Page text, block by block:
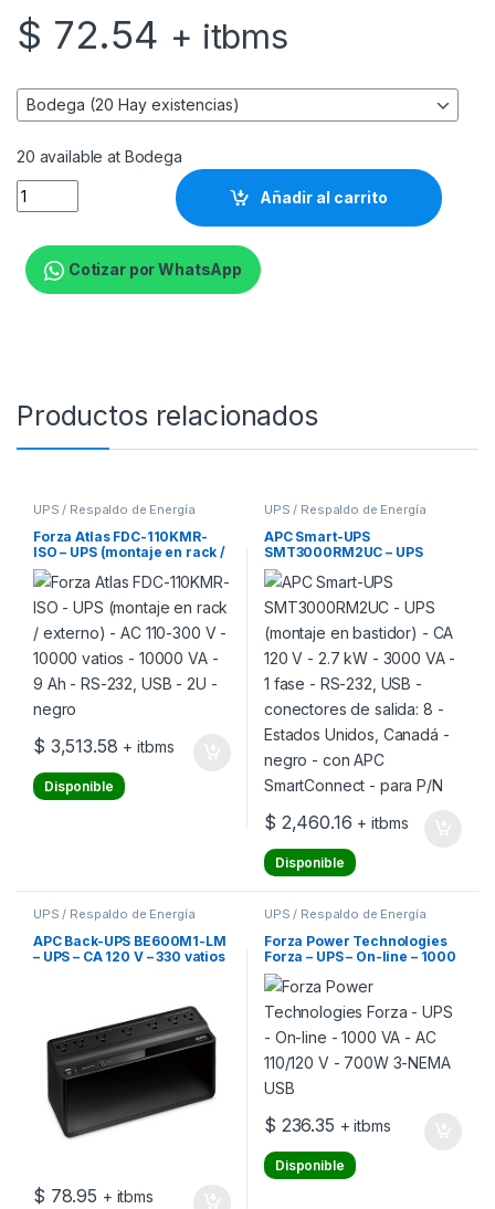
$ 72.54 + itbms
20 available at Bodega
Forza - UPS - Line interactive - 500 Watt - 1000 VA - 120 V -
Añadir al carrito
Cotizar por WhatsApp
Productos relacionados
UPS / Respaldo de Energía
Forza Atlas FDC-110KMR-
ISO – UPS (montaje en rack /
externo) – AC 110-300 V –
10000 vatios – 10000 VA – 9
Ah – RS-232, USB – 2U –
negro
$ 3,513.58 + itbms
Disponible
UPS / Respaldo de Energía
APC Smart-UPS
SMT3000RM2UC – UPS
(montaje en bastidor) – CA
120 V – 2.7 kW – 3000 VA – 1
fase – RS-232, USB –
conectores de salida: 8 –
Estados Unidos, Canadá –
negro – con APC
SmartConnect – para P/N
$ 2,460.16 + itbms
Disponible
UPS / Respaldo de Energía
APC Back-UPS BE600M1-LM
– UPS – CA 120 V – 330 vatios
$ 78.95 + itbms
UPS / Respaldo de Energía
Forza Power Technologies
Forza – UPS – On-line – 1000
VA – AC 110/120 V – 700W 3-
NEMA USB
$ 236.35 + itbms
Disponible